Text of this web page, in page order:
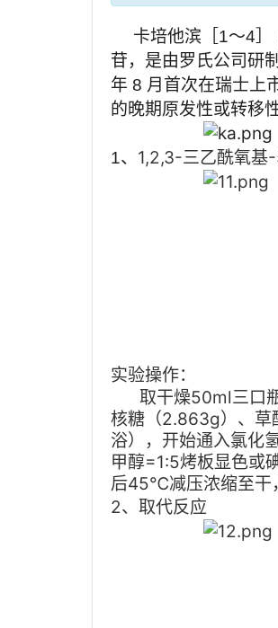
苷，是由罗氏公司研
年 8 月首次在瑞士上
的晚期原发性或转移
1、 1,2,3-三乙酰氧
实验操作：
取干燥50ml三口
核糖（2.863g）、
浴），开始通入氯化
甲醇=1:5烤板显色或
后45℃减压浓缩至干
2、取代反应